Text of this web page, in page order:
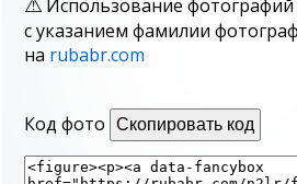
Использование
с указанием фамилии
на rubabr.com
Код фото Скопировать код